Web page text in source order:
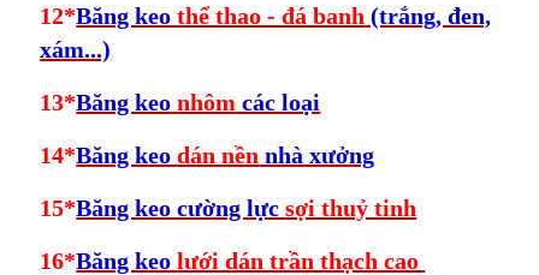
12*Băng keothể thao - đá banh (trắng, đen,
xám...)
13*Băng keo nhôm các loại
14*Băng keodán nền nhà xưởng
15*Băng keo cường lựcsợi thuỷ tinh
16*Băng keolưới dán trần thạch cao